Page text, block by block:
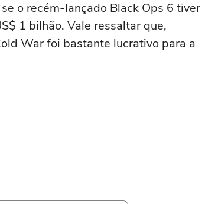
o recém-lançado Black Ops 6 tiver
1 bilhão. Vale ressaltar que,
War foi bastante lucrativo para a